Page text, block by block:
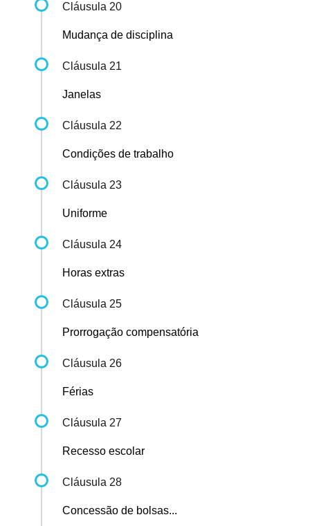
Cláusula 20
Mudança de disciplina
Cláusula 21
Janelas
Cláusula 22
Condições de trabalho
Cláusula 23
Uniforme
Cláusula 24
Horas extras
Cláusula 25
Prorrogação compensatória
Cláusula 26
Férias
Cláusula 27
Recesso escolar
Cláusula 28
Concessão de bolsas...